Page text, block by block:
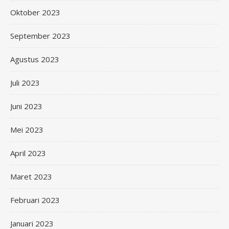
Oktober 2023
September 2023
Agustus 2023
Juli 2023
Juni 2023
Mei 2023
April 2023
Maret 2023
Februari 2023
Januari 2023